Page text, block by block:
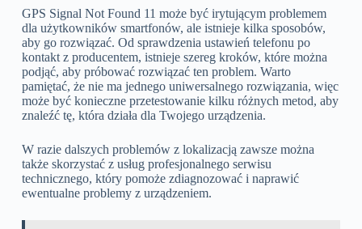
GPS Signal Not Found 11 może być irytującym problemem
dla użytkowników smartfonów, ale istnieje kilka sposobów,
aby go rozwiązać. Od sprawdzenia ustawień telefonu po
kontakt z producentem, istnieje szereg kroków, które można
podjąć, aby próbować rozwiązać ten problem. Warto
pamiętać, że nie ma jednego uniwersalnego rozwiązania, więc
może być konieczne przetestowanie kilku różnych metod, aby
znaleźć tę, która działa dla Twojego urządzenia.
W razie dalszych problemów z lokalizacją zawsze można
także skorzystać z usług profesjonalnego serwisu
technicznego, który pomoże zdiagnozować i naprawić
ewentualne problemy z urządzeniem.